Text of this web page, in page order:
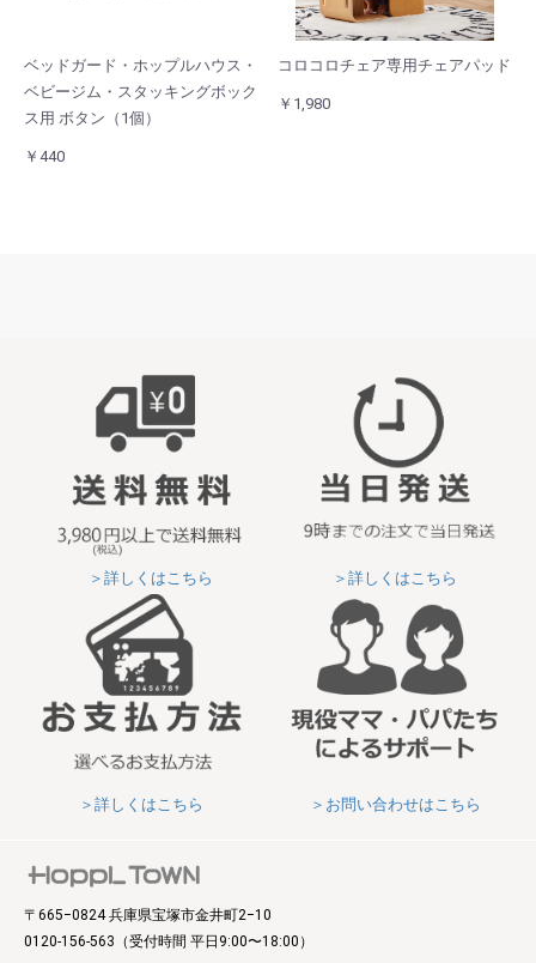
ベッドガード・ホップルハウス・
ベビージム・スタッキングボック
ス用 ボタン（1個）
￥440
コロコロチェア専用チェアパッド
￥1,980
＞詳しくはこちら ＞詳しくはこちら
＞詳しくはこちら ＞お問い合わせはこちら
〒665‒0824 兵庫県宝塚市金井町2‒10
0120-156-563 （受付時間 平日9:00〜18:00）